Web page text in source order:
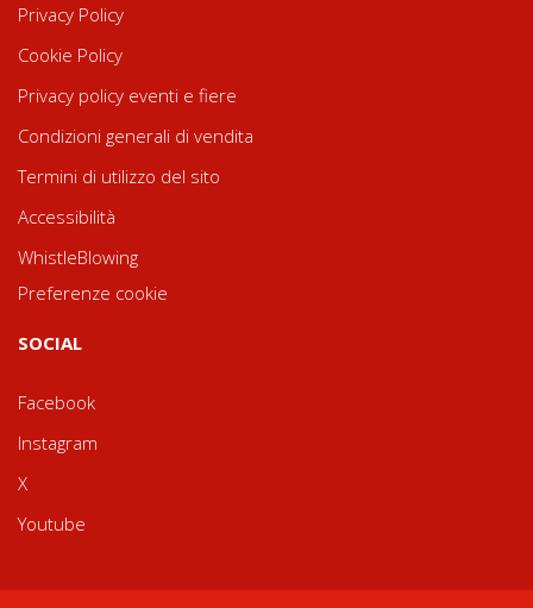
Privacy Policy
Cookie Policy
Privacy policy eventi e fiere
Condizioni generali di vendita
Termini di utilizzo del sito
Accessibilità
WhistleBlowing
Preferenze cookie
SOCIAL
Facebook
Instagram
X
Youtube